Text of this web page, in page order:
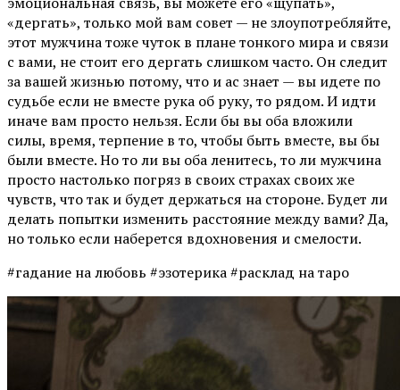
«дергать», только мой вам совет — не злоупотребляйте,
этот мужчина тоже чуток в плане тонкого мира и связи
с вами, не стоит его дергать слишком часто. Он следит
за вашей жизнью потому, что и ас знает — вы идете по
судьбе если не вместе рука об руку, то рядом. И идти
иначе вам просто нельзя. Если бы вы оба вложили
силы, время, терпение в то, чтобы быть вместе, вы бы
были вместе. Но то ли вы оба ленитесь, то ли мужчина
просто настолько погряз в своих страхах своих же
чувств, что так и будет держаться на стороне. Будет ли
делать попытки изменить расстояние между вами? Да,
но только если наберется вдохновения и смелости.
#гадание на любовь #эзотерика #расклад на таро